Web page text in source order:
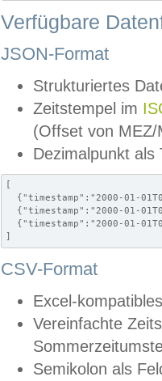
Verfügbare
JSON-Format
Strukturiertes
Zeitstempel im
(Offset von MEZ/
Dezimalpunkt als
[
{"timestamp":"2000-01-
{"timestamp":"2000-01-
{"timestamp":"2000-01-
]
CSV-Format
Excel-
Vereinfachte
Semikolon als